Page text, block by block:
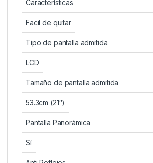
Características
Facil de quitar
Tipo de pantalla admitida
LCD
Tamaño de pantalla admitida
53.3cm (21″)
Pantalla Panorámica
Sí